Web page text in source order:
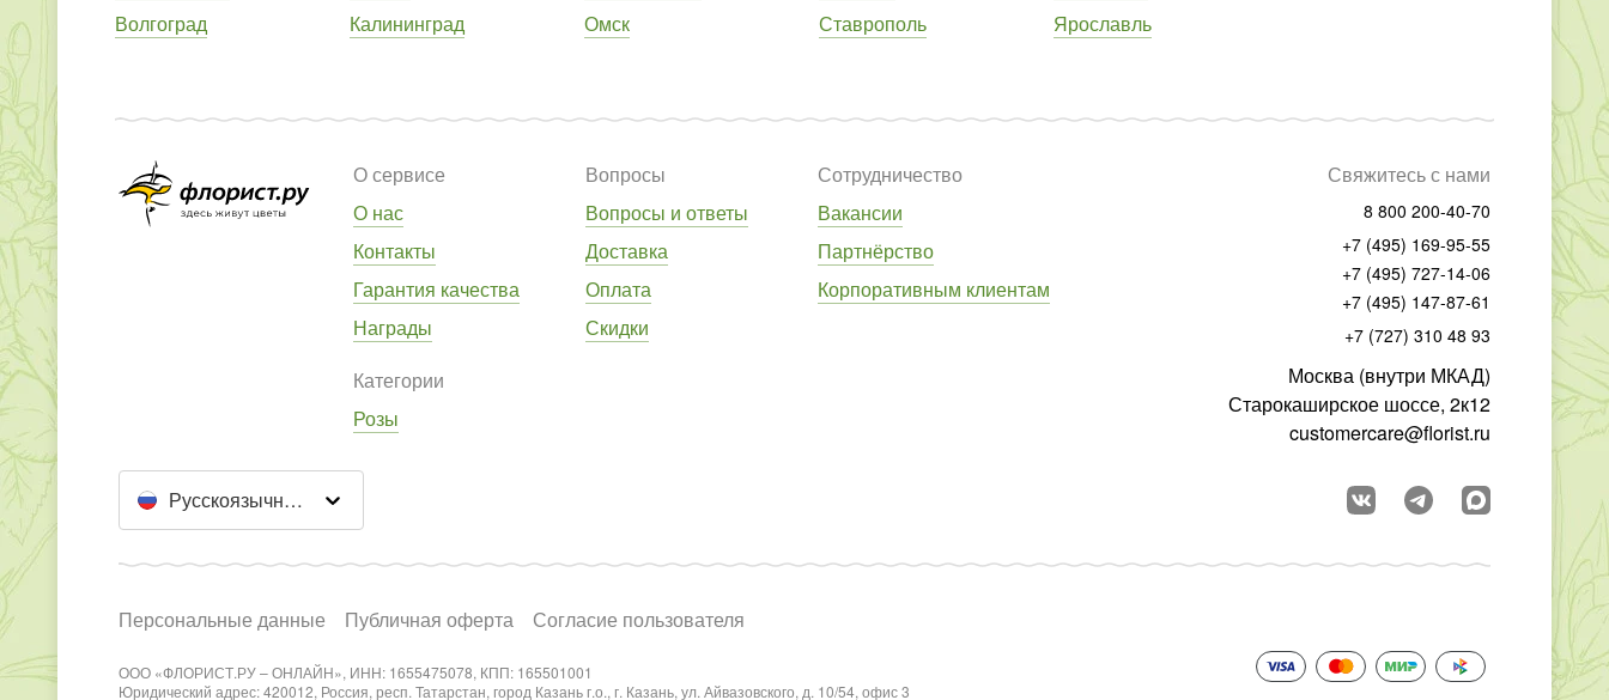
Волгоград
Калининград
Омск
Ставрополь
Ярославль
О сервисе
О нас
Контакты
Гарантия качества
Награды
Вопросы
Вопросы и ответы
Доставка
Оплата
Скидки
Сотрудничество
Вакансии
Партнёрство
Корпоративным клиентам
Категории
Розы
Свяжитесь с нами
8 800 200-40-70
+7 (495) 169-95-55
+7 (495) 727-14-06
+7 (495) 147-87-61
+7 (727) 310 48 93
Москва (внутри МКАД)
Старокаширское шоссе, 2к12
customercare@florist.ru
Русскоязычный сайт
Персональные данные Публичная оферта Согласие пользователя
ООО «ФЛОРИСТ.РУ – ОНЛАЙН», ИНН: 1655475078, КПП: 165501001
Юридический адрес: 420012, Россия, респ. Татарстан, город Казань г.о., г. Казань, ул. Айвазовского, д. 10/54, офис 3